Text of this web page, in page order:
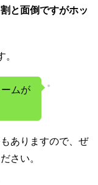
と面倒ですがホッ
ムが
ありますので、ぜ
さい。